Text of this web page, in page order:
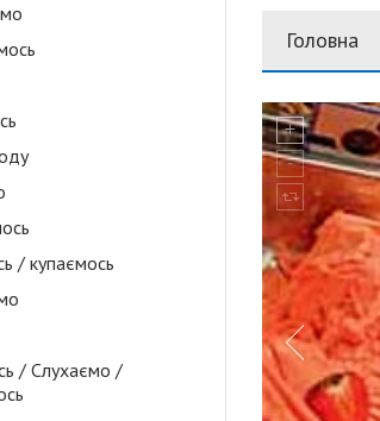
/ купаємось
/ Слухаємо /
Головна